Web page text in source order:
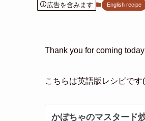
広告を含みます English recipe
Thank you for coming
こちらは英語版レシピで